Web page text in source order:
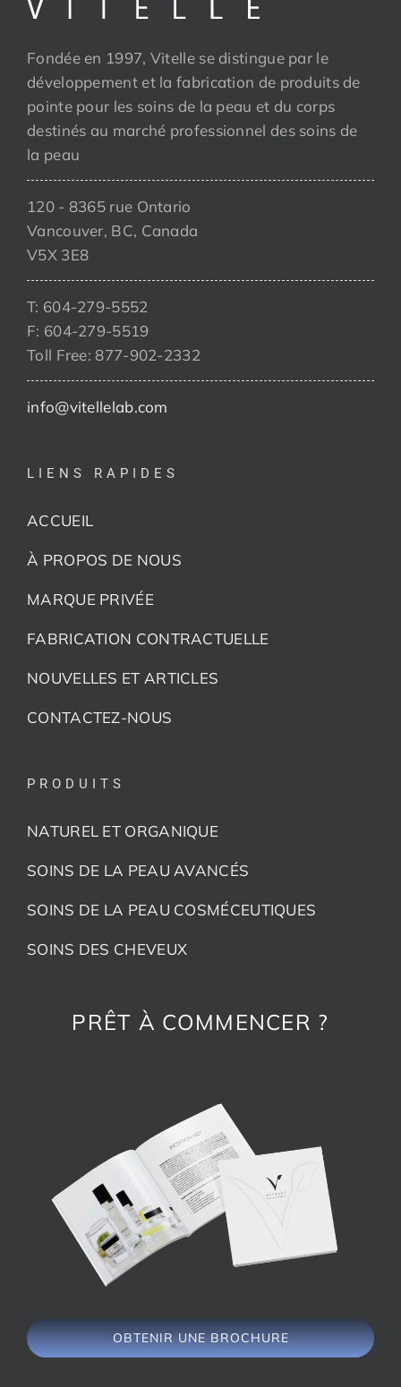
Fondée en 1997, Vitelle se distingue par le
développement et la fabrication de produits de
pointe pour les soins de la peau et du corps
destinés au marché professionnel des soins de
la peau
120 - 8365 rue Ontario
Vancouver, BC, Canada
V5X 3E8
T: 604-279-5552
F: 604-279-5519
Toll Free: 877-902-2332
info@vitellelab.com
LIENS RAPIDES
ACCUEIL
À PROPOS DE NOUS
MARQUE PRIVÉE
FABRICATION CONTRACTUELLE
NOUVELLES ET ARTICLES
CONTACTEZ-NOUS
PRODUITS
NATUREL ET ORGANIQUE
SOINS DE LA PEAU AVANCÉS
SOINS DE LA PEAU COSMÉCEUTIQUES
SOINS DES CHEVEUX
PRÊT À COMMENCER ?
OBTENIR UNE BROCHURE